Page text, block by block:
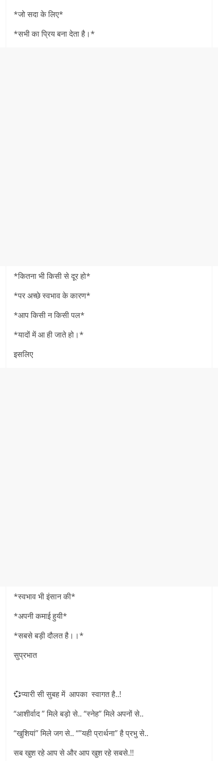
*जो सदा के लिए*
*सभी का प्रिय बना देता है।*
*कितना भी किसी से दूर हो*
*पर अच्छे स्वभाव के कारण*
*आप किसी न किसी पल*
*यादों में आ ही जाते हो।*
इसलिए
*स्वभाव भी इंसान की*
*अपनी कमाई हुयी*
*सबसे बड़ी दौलत है।।*
सुप्रभात
💞प्यारी सी सुबह में आपका स्वागत है..!
“आशीर्वाद ” मिले बड़ो से.. “स्नेह” मिले अपनों से..
“खुशियां” मिले जग से.. “”यही प्रार्थना” है प्रभु से..
सब खुश रहे आप से और आप खुश रहे सबसे.!!